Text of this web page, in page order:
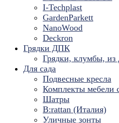
I-Techplast
GardenParkett
NanoWood
Deckron
Грядки ДПК
Грядки, клумбы,
Для сада
Подвесные кресла
Комплекты мебели
Шатры
B:rattan (Италия)
Уличные зонты